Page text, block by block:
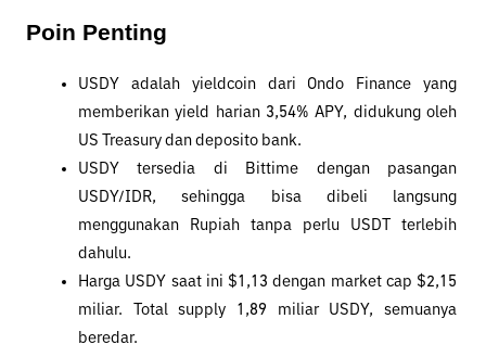
Poin Penting
USDY adalah yieldcoin dari Ondo Finance yang
memberikan yield harian 3,54% APY, didukung oleh
US Treasury dan deposito bank.
USDY tersedia di Bittime dengan pasangan
USDY/IDR, sehingga bisa dibeli langsung
menggunakan Rupiah tanpa perlu USDT terlebih
dahulu.
Harga USDY saat ini $1,13 dengan market cap $2,15
miliar. Total supply 1,89 miliar USDY, semuanya
beredar.